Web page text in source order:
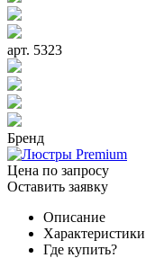
арт. 5323
Бренд
Цена по запросу
Оставить заявку
Описание
Характеристики
Где купить?